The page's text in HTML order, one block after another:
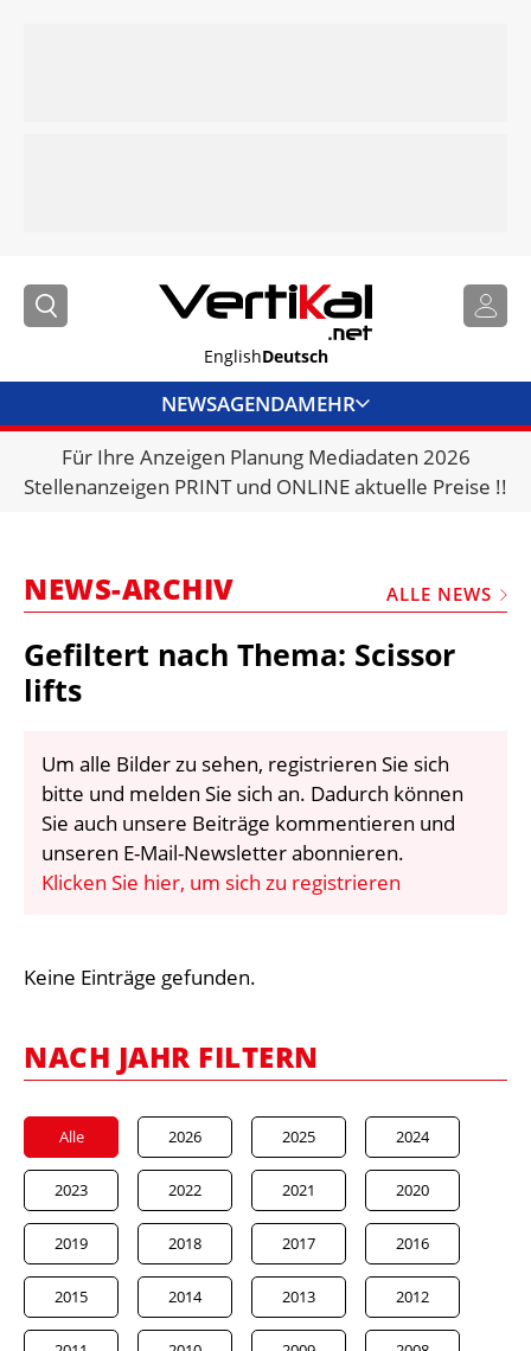
EnglishDeutsch
NEWSAGENDAMEHR
BRANCHENLINKS
VERMIETER
MARKTPLATZ
KRAN & BÜHNE
MEDIADATEN
WÄHRUNGSRECHNER
EINHEITENKONVERTER
Für Ihre Anzeigen Planung Mediadaten 2026
Stellenanzeigen PRINT und ONLINE aktuelle Preise !!
NEWS-ARCHIV ALLE NEWS
Gefiltert nach Thema: Scissor
lifts
Um alle Bilder zu sehen, registrieren Sie sich
bitte und melden Sie sich an. Dadurch können
Sie auch unsere Beiträge kommentieren und
unseren E-Mail-Newsletter abonnieren.
Klicken Sie hier, um sich zu registrieren
Keine Einträge gefunden.
NACH JAHR FILTERN
Alle 2026 2025 2024
2023 2022 2021 2020
2019 2018 2017 2016
2015 2014 2013 2012